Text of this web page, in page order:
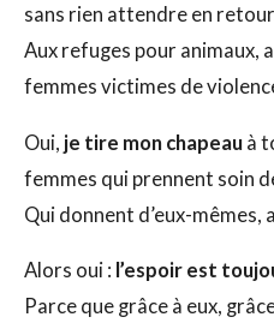
sans rien attendre en
Aux refuges pour animaux,
femmes victimes de
Oui, je tire mon chapeau à
femmes qui prennent soin
Qui donnent d’eux-mêmes,
Alors oui : l’espoir est
Parce que grâce à eux,